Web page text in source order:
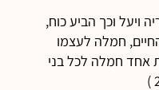
ויעל וכך הביע כוח,
חמלה לעצמו
אחד חמלה לכל בני